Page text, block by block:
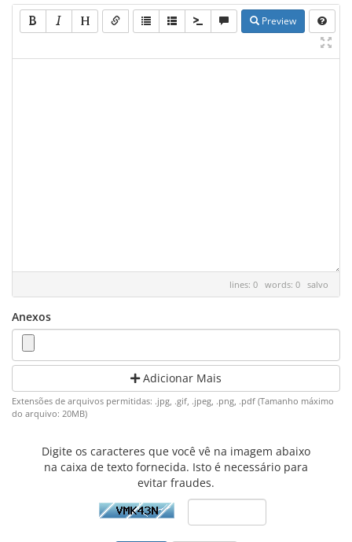
Preview
lines: 0 words: 0 salvo
Anexos
Adicionar Mais
Extensões de arquivos permitidas: .jpg, .gif, .jpeg, .png, .pdf (Tamanho máximo
do arquivo: 20MB)
Digite os caracteres que você vê na imagem abaixo
na caixa de texto fornecida. Isto é necessário para
evitar fraudes.